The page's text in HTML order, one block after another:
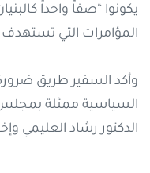
يكونوا “صفاً واحداً
المؤامرات التي
وأكد السفير طريق
السياسية ممثلة بمجلس
الدكتور رشاد العليمي